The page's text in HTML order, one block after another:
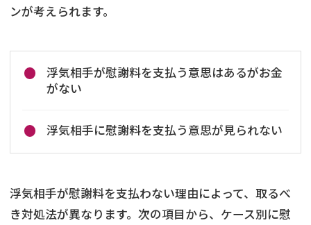
ンが考えられます。
浮気相手が慰謝料を支払う意思はあるがお金
がない
浮気相手に慰謝料を支払う意思が見られない
浮気相手が慰謝料を支払わない理由によって、取るべ
き対処法が異なります。次の項目から、ケース別に慰